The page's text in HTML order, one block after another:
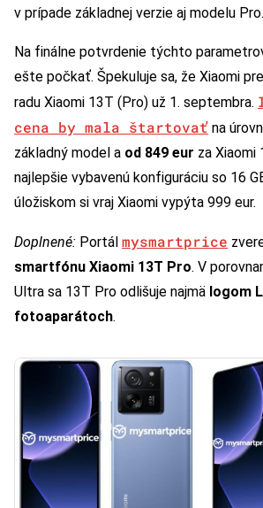
v prípade základnej verzie aj modelu Pro.
Na finálne potvrdenie týchto
ešte počkať. Špekuluje sa, že Xiaomi
radu Xiaomi 13T (Pro) už 1. septembra.
cena by mala štartovať na
základný model a od 849 eur za Xiaomi
najlepšie vybavenú konfiguráciu so 16
úložiskom si vraj Xiaomi vypýta 999 eur.
Doplnené: Portál mysmartprice
smartfónu Xiaomi 13T Pro. V
Ultra sa 13T Pro odlišuje najmä logom
fotoaparátoch.